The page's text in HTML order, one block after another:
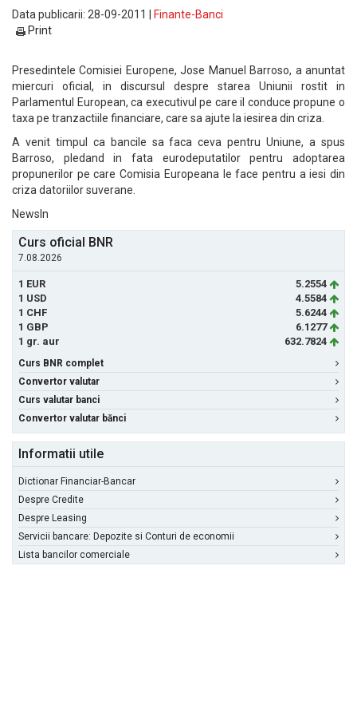
Data publicarii: 28-09-2011 |
Finante-Banci
Print
Presedintele Comisiei Europene, Jose Manuel Barroso, a anuntat
miercuri oficial, in discursul despre starea Uniunii rostit in
Parlamentul European, ca executivul pe care il conduce propune o
taxa pe tranzactiile financiare, care sa ajute la iesirea din criza.
A venit timpul ca bancile sa faca ceva pentru Uniune, a spus
Barroso, pledand in fata eurodeputatilor pentru adoptarea
propunerilor pe care Comisia Europeana le face pentru a iesi din
criza datoriilor suverane.
NewsIn
Curs oficial BNR
7.08.2026
1 EUR
5.2554
1 USD
4.5584
1 CHF
5.6244
1 GBP
6.1277
1 gr. aur
632.7824
Curs BNR complet
Convertor valutar
Curs valutar banci
Convertor valutar bănci
Informatii utile
Dictionar Financiar-Bancar
Despre Credite
Despre Leasing
Servicii bancare: Depozite si Conturi de economii
Lista bancilor comerciale